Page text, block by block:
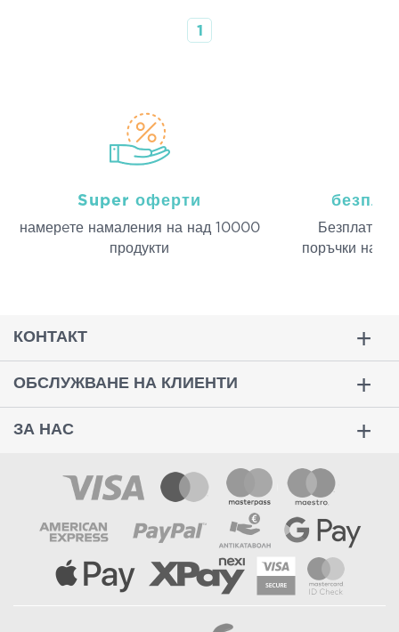
1
Super оферти
намерeте намаления на над 10000
продукти
Безплатна
поръчки над
КОНТАКТ
ОБСЛУЖВАНЕ НА КЛИЕНТИ
ЗА НАС